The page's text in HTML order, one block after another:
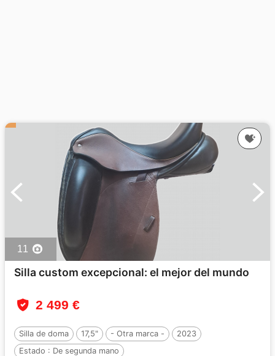
11
Silla custom excepcional: el mejor del mundo
2 499 €
Silla de doma 17,5" - Otra marca -
2023
Estado : De segunda mano